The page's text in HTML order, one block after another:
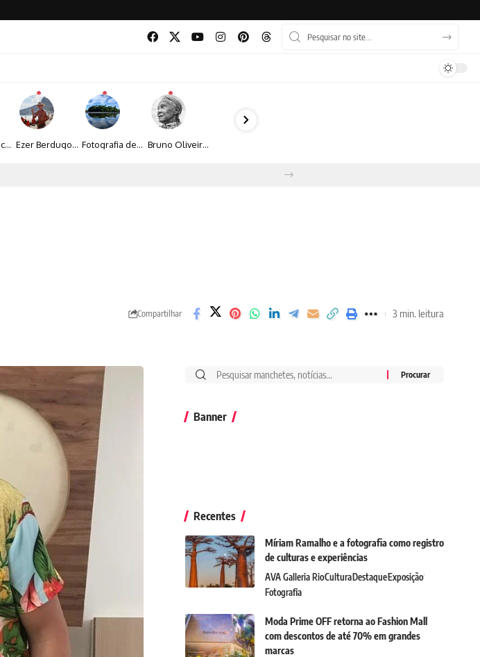
Brasil lidera crescimento entre os 15 maiores mercados globais de viagens corporativas Ezer Berdugo transforma experiências multiculturais e memórias em narrativas visuais por meio da fotografia Fotografia de Fátima Carlini transforma paisagens naturais em experiências de contemplação Bruno Oliveira retrata o cotidiano urbano por meio da fotografia em preto e branco
Compartilhar 3 min. leitura
Banner
Recentes
Míriam Ramalho e a fotografia como registro
de culturas e experiências
AVA Galleria RioCulturaDestaqueExposição
Fotografia
Moda Prime OFF retorna ao Fashion Mall
com descontos de até 70% em grandes
marcas